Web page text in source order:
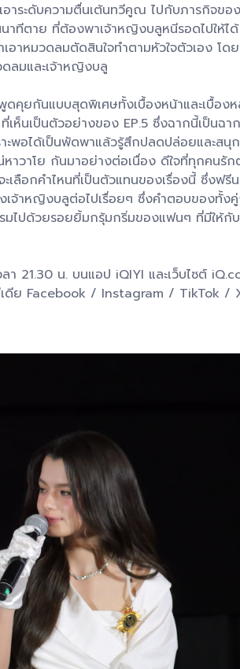
าระดับความตื่นเต้นทวีคูณ ไปกับภารกิจข
ทีตาย ที่ต้องพาเจ้าหญิงบลูหนีรอดไปให้ไ
าหมวดลมตัดสินใจทำตามหัวใจตัวเอง โด
ลมและเจ้าหญิงบลู
ยกันแบบสุดพิเศษทั้งเบื้องหน้าและเบื้อง
ห็นเป็นตัวอย่างของ EP.5 ซึ่งฉากนี้เป็นฉา
ะพอได้เป็นพัดพาแล้วรู้สึกปลดปล่อยและสนุ
าโย กันมาอย่างต่อเนื่อง ดีใจที่ทุกคนรักตั
ลือกคำไหนที่เป็นตัวแทนของเรื่องนี้ ซึ่งฟรี
เจ้าหญิงบลูต่อไปเรื่อยๆ ซึ่งคำตอบของทั้ง
ไปด้วยรอยยิ้มกรุ้มกริ่มของแฟนๆ ที่มีให้กับ
21.30 น. บนแอป iQIYI และเว็บไซต์
เดีย Facebook / Instagram / TikTok